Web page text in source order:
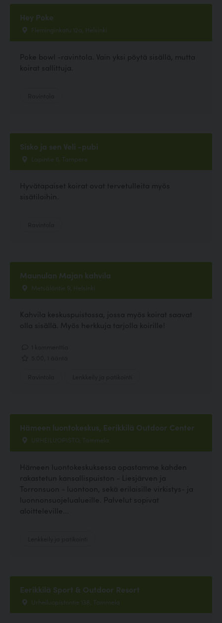
Hey Poke
Fleminginkatu 12a, Helsinki
Poke bowl -ravintola. Vain yksi pöytä sisällä, mutta
koirat sallittuja.
Sisko ja sen Veli -pubi
Lapintie 6, Tampere
Hyvätapaiset koirat ovat tervetulleita myös
sisätiloihin.
Maunulan Majan kahvila
Metsäläntie 9, Helsinki
Kahvila keskuspuistossa, jossa myös koirat saavat
olla sisällä. Myös herkkuja tarjolla koirille!
Hämeen luontokeskus, Eerikkilä Outdoor Center
URHEILUOPISTO, Tammela
Hämeen luontokeskuksessa opastamme kahden
rakastetun kansallispuiston - Liesjärven ja
Torronsuon - luontoon, sekä erilaisille virkistys- ja
luonnonsuojelualueille. Palvelut sopivat
aloitteleville...
Eerikkilä Sport & Outdoor Resort
Urheiluopistontie 138, Tammela